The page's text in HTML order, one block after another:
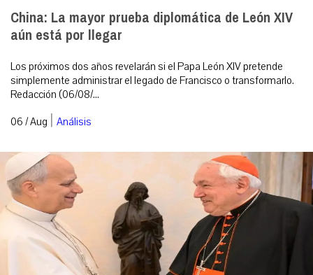
China: La mayor prueba diplomática de León XIV
aún está por llegar
Los próximos dos años revelarán si el Papa León XIV pretende
simplemente administrar el legado de Francisco o transformarlo.
Redacción (06/08/...
06 / Aug | Análisis